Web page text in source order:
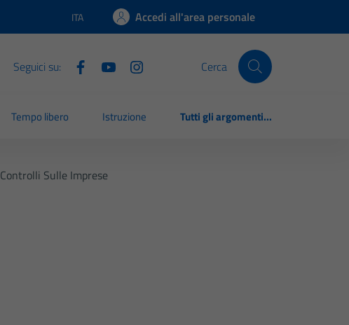
Lingua attiva:
ITA Accedi all'area personale
Seguici su: Cerca
Tempo libero Istruzione Tutti gli argomenti...
Controlli Sulle Imprese